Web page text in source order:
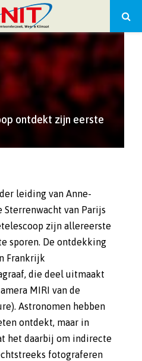
ontdekt zijn eerste
leiding van Anne-
Sterrenwacht van Parijs
zijn allereerste
sporen. De ontdekking
Frankrijk
die deel uitmaakt
MIRI van de
Astronomen hebben
ontdekt, maar in
het daarbij om indirecte
fotograferen